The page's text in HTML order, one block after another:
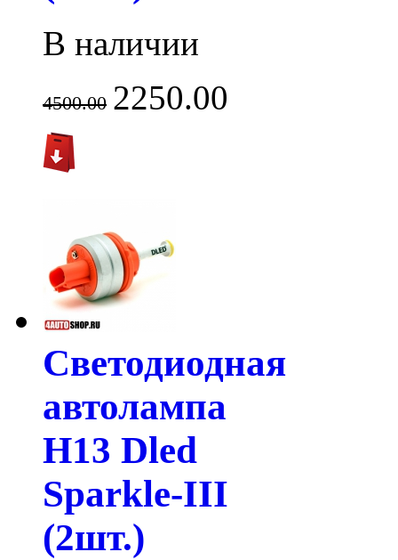
В наличии
4500.00 2250.00
Светодиодная
автолампа
H13 Dled
Sparkle-III
(2шт.)